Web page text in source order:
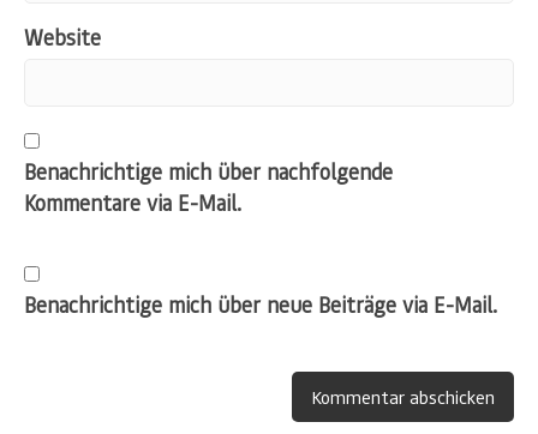
Website
Benachrichtige mich über nachfolgende
Kommentare via E-Mail.
Benachrichtige mich über neue Beiträge via E-Mail.